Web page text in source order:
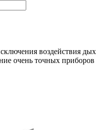
воздействия
очень точных приборов